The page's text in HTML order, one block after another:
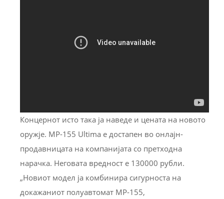
Концернот исто така ја наведе и цената на новото
оружје. MP-155 Ultima е достапен во онлајн-
продавницата на компанијата со претходна
нарачка. Неговата вредност е 130000 рубли.
„Новиот модел ја комбинира сигурноста на
докажаниот полуавтомат MP-155,